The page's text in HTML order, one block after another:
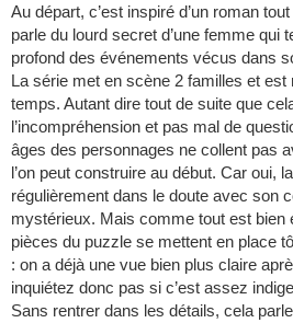
Au départ, c’est inspiré d’un roman
parle du lourd secret d’une femme qui
profond des événements vécus dans
La série met en scène 2 familles et
temps. Autant dire tout de suite que
l’incompréhension et pas mal de
âges des personnages ne collent pas
l’on peut construire au début. Car oui,
régulièrement dans le doute avec son
mystérieux. Mais comme tout est bien
pièces du puzzle se mettent en place
: on a déjà une vue bien plus claire
inquiétez donc pas si c’est assez
Sans rentrer dans les détails, cela